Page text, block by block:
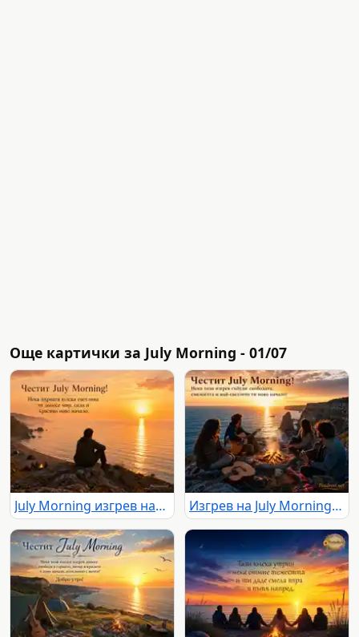
Още картички за July Morning - 01/07
July Morning изгрев над морето със самотна фигура и български поздрав Изгрев на July Morning край Камен бряг с приятели, китари и огън